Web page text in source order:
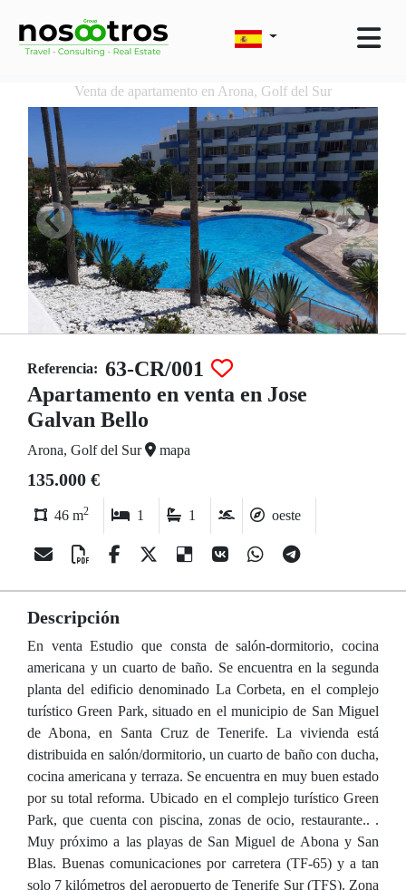
Venta de apartamento en Arona, Golf del Sur
Referencia: 63-CR/001
Apartamento en venta en Jose
Galvan Bello
Arona, Golf del Sur mapa
135.000 €
46 m2 1 1 oeste
Descripción
En venta Estudio que consta de salón-dormitorio, cocina
americana y un cuarto de baño. Se encuentra en la segunda
planta del edificio denominado La Corbeta, en el complejo
turístico Green Park, situado en el municipio de San Miguel
de Abona, en Santa Cruz de Tenerife. La vivienda está
distribuida en salón/dormitorio, un cuarto de baño con ducha,
cocina americana y terraza. Se encuentra en muy buen estado
por su total reforma. Ubicado en el complejo turístico Green
Park, que cuenta con piscina, zonas de ocio, restaurante.. .
Muy próximo a las playas de San Miguel de Abona y San
Blas. Buenas comunicaciones por carretera (TF-65) y a tan
solo 7 kilómetros del aeropuerto de Tenerife Sur (TFS). Zona